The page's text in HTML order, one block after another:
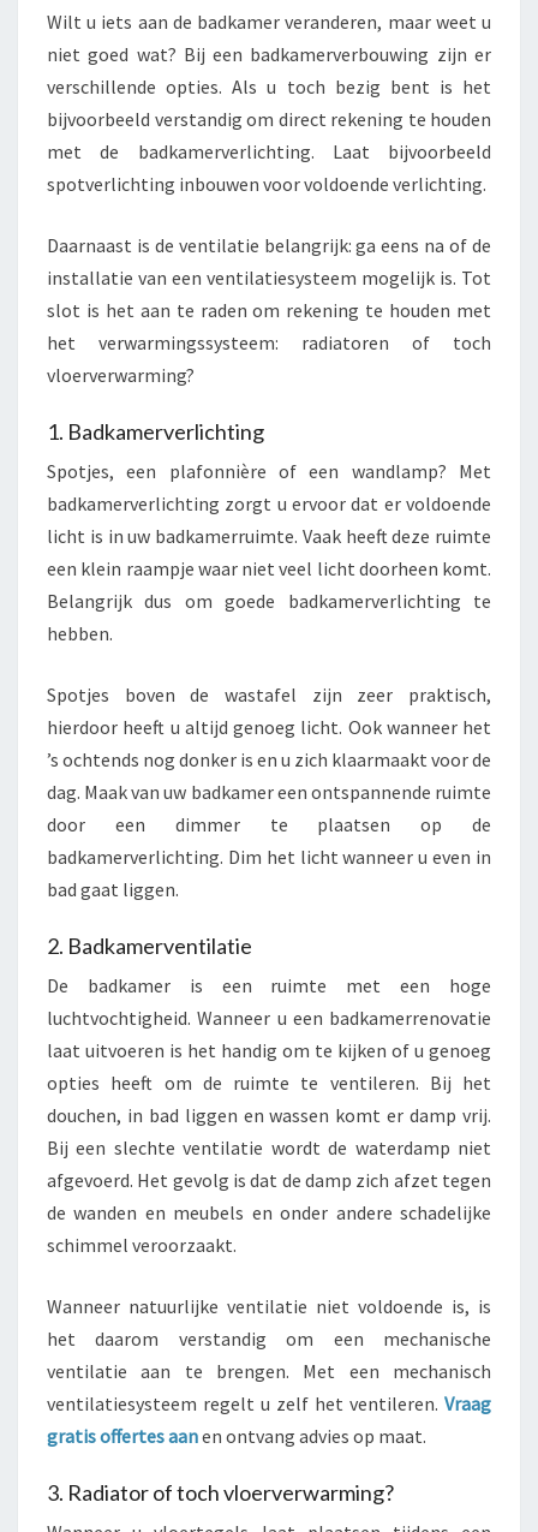
Wilt u iets aan de badkamer veranderen, maar weet u
niet goed wat? Bij een badkamerverbouwing zijn er
verschillende opties. Als u toch bezig bent is het
bijvoorbeeld verstandig om direct rekening te houden
met de badkamerverlichting. Laat bijvoorbeeld
spotverlichting inbouwen voor voldoende verlichting.
Daarnaast is de ventilatie belangrijk: ga eens na of de
installatie van een ventilatiesysteem mogelijk is. Tot
slot is het aan te raden om rekening te houden met
het verwarmingssysteem: radiatoren of toch
vloerverwarming?
1. Badkamerverlichting
Spotjes, een plafonnière of een wandlamp? Met
badkamerverlichting zorgt u ervoor dat er voldoende
licht is in uw badkamerruimte. Vaak heeft deze ruimte
een klein raampje waar niet veel licht doorheen komt.
Belangrijk dus om goede badkamerverlichting te
hebben.
Spotjes boven de wastafel zijn zeer praktisch,
hierdoor heeft u altijd genoeg licht. Ook wanneer het
’s ochtends nog donker is en u zich klaarmaakt voor de
dag. Maak van uw badkamer een ontspannende ruimte
door een dimmer te plaatsen op de
badkamerverlichting. Dim het licht wanneer u even in
bad gaat liggen.
2. Badkamerventilatie
De badkamer is een ruimte met een hoge
luchtvochtigheid. Wanneer u een badkamerrenovatie
laat uitvoeren is het handig om te kijken of u genoeg
opties heeft om de ruimte te ventileren. Bij het
douchen, in bad liggen en wassen komt er damp vrij.
Bij een slechte ventilatie wordt de waterdamp niet
afgevoerd. Het gevolg is dat de damp zich afzet tegen
de wanden en meubels en onder andere schadelijke
schimmel veroorzaakt.
Wanneer natuurlijke ventilatie niet voldoende is, is
het daarom verstandig om een mechanische
ventilatie aan te brengen. Met een mechanisch
ventilatiesysteem regelt u zelf het ventileren. Vraag
gratis offertes aanen ontvang advies op maat.
3. Radiator of toch vloerverwarming?